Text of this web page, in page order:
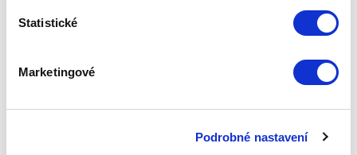
Statistické
Marketingové
Podrobné nastavení